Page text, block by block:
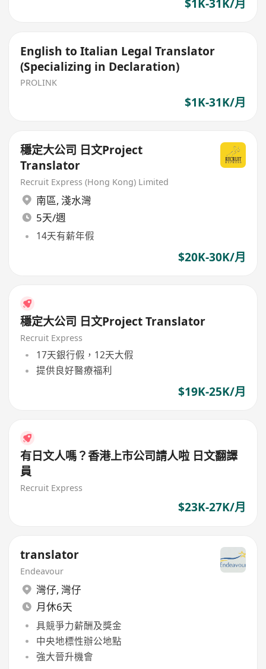
$1K-31K/月
English to Italian Legal Translator
(Specializing in Declaration)
PROLINK
$1K-31K/月
穩定大公司 日文Project
Translator
Recruit Express (Hong Kong) Limited
南區, 淺水灣
5天/週
14天有薪年假
$20K-30K/月
穩定大公司 日文Project Translator
Recruit Express
17天銀行假，12天大假
提供良好醫療福利
$19K-25K/月
有日文人嗎？香港上市公司請人啦 日文翻譯
員
Recruit Express
$23K-27K/月
translator
Endeavour
灣仔, 灣仔
月休6天
具競爭力薪酬及獎金
中央地標性辦公地點
強大晉升機會